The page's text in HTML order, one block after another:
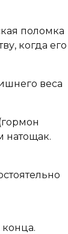
поломка
когда его
веса
натощак.